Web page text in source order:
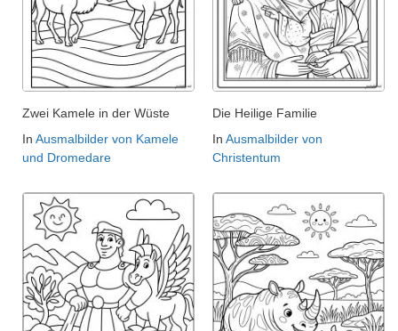
Zwei Kamele in der Wüste
In Ausmalbilder von Kamele
und Dromedare
Die Heilige Familie
In Ausmalbilder von
Christentum